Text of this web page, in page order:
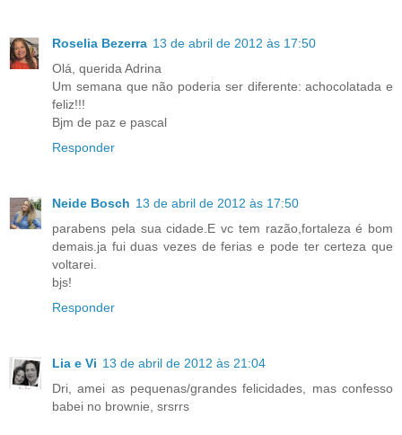
Roselia Bezerra 13 de abril de 2012 às 17:50
Olá, querida Adrina
Um semana que não poderia ser diferente: achocolatada e
feliz!!!
Bjm de paz e pascal
Responder
Neide Bosch 13 de abril de 2012 às 17:50
parabens pela sua cidade.E vc tem razão,fortaleza é bom
demais.ja fui duas vezes de ferias e pode ter certeza que
voltarei.
bjs!
Responder
Lia e Vi 13 de abril de 2012 às 21:04
Dri, amei as pequenas/grandes felicidades, mas confesso
babei no brownie, srsrrs